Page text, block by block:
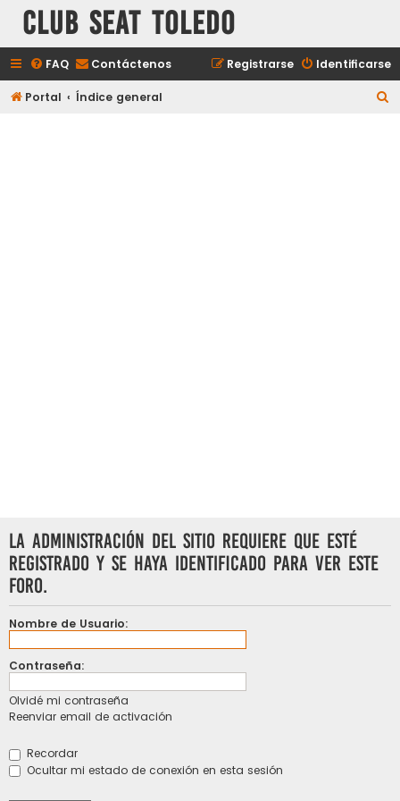
Club Seat Toledo
FAQ Contáctenos Identificarse
Registrarse
Portal Índice general
La Administración del Sitio requiere que esté
registrado y se haya identificado para ver este
foro.
Nombre de Usuario:
Contraseña:
Olvidé mi contraseña
Reenviar email de activación
Recordar
Ocultar mi estado de conexión en esta sesión